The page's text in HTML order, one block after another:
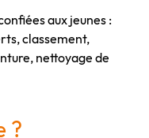
aux jeunes :
classement,
nettoyage de
?